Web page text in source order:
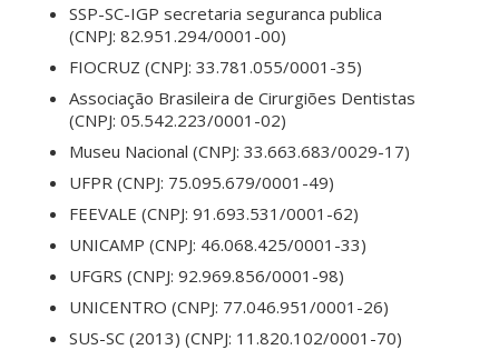
SSP-SC-IGP secretaria seguranca publica
(CNPJ: 82.951.294/0001-00)
FIOCRUZ (CNPJ: 33.781.055/0001-35)
Associação Brasileira de Cirurgiões Dentistas
(CNPJ: 05.542.223/0001-02)
Museu Nacional (CNPJ: 33.663.683/0029-17)
UFPR (CNPJ: 75.095.679/0001-49)
FEEVALE (CNPJ: 91.693.531/0001-62)
UNICAMP (CNPJ: 46.068.425/0001-33)
UFGRS (CNPJ: 92.969.856/0001-98)
UNICENTRO (CNPJ: 77.046.951/0001-26)
SUS-SC (2013) (CNPJ: 11.820.102/0001-70)